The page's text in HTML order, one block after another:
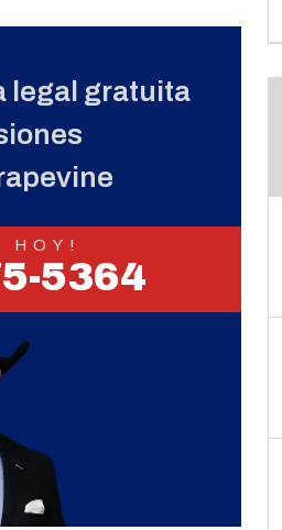
legal gratuita
HOY!
5364